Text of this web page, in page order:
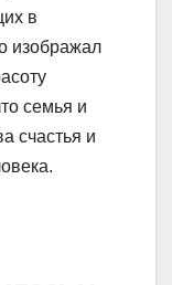
в
изображал
семья и
счастья и